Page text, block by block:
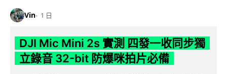
Vin 1 日
DJI Mic Mini 2s 實測 四發一收同步獨
立錄音 32-bit 防爆咪拍片必備